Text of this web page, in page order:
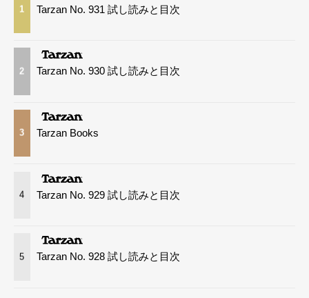
1 Tarzan No. 931 試し読みと目次
2 Tarzan No. 930 試し読みと目次
3 Tarzan Books
4 Tarzan No. 929 試し読みと目次
5 Tarzan No. 928 試し読みと目次